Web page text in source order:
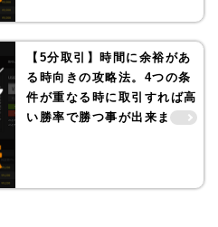
【5分取引】時間に余裕があ
る時向きの攻略法。4つの条
件が重なる時に取引すれば高
い勝率で勝つ事が出来ます！